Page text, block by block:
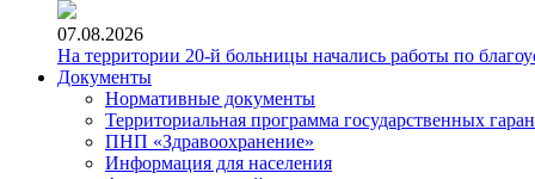
07.08.2026
На территории 20-й больницы начались работы по
Документы
Нормативные документы
Территориальная программа государственных
ПНП «Здравоохранение»
Информация для населения